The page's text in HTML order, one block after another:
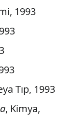
1993
Tıp, 1993
, Kimya,